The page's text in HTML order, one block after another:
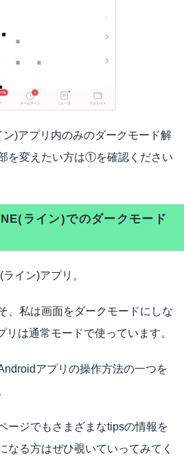
)アプリ内のみのダークモード解
を変えたい方は①を確認ください
ライン)でのダークモード
イン)アプリ。
、私は画面をダークモードにしな
リは通常モードで使っています。
アプリの操作方法の一つを
ージでもさまざまなtipsの情報を
なる方はぜひ覗いていってみてく